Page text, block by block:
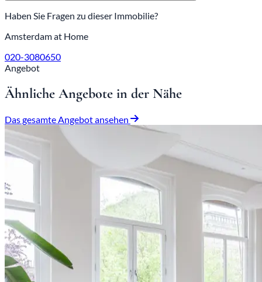
Haben Sie Fragen zu dieser Immobilie?
Amsterdam at Home
020-3080650
Angebot
Ähnliche Angebote in der Nähe
Das gesamte Angebot ansehen